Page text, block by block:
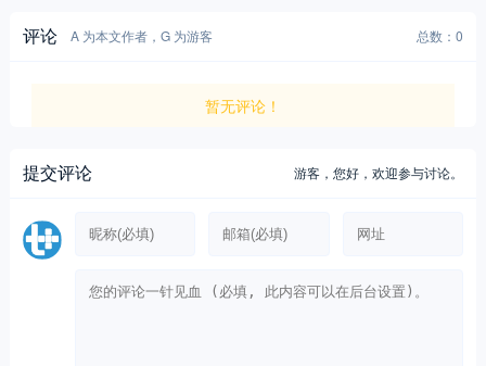
评论 A 为本文作者，G 为游客 总数：0
暂无评论！
提交评论 游客，您好，欢迎参与讨论。